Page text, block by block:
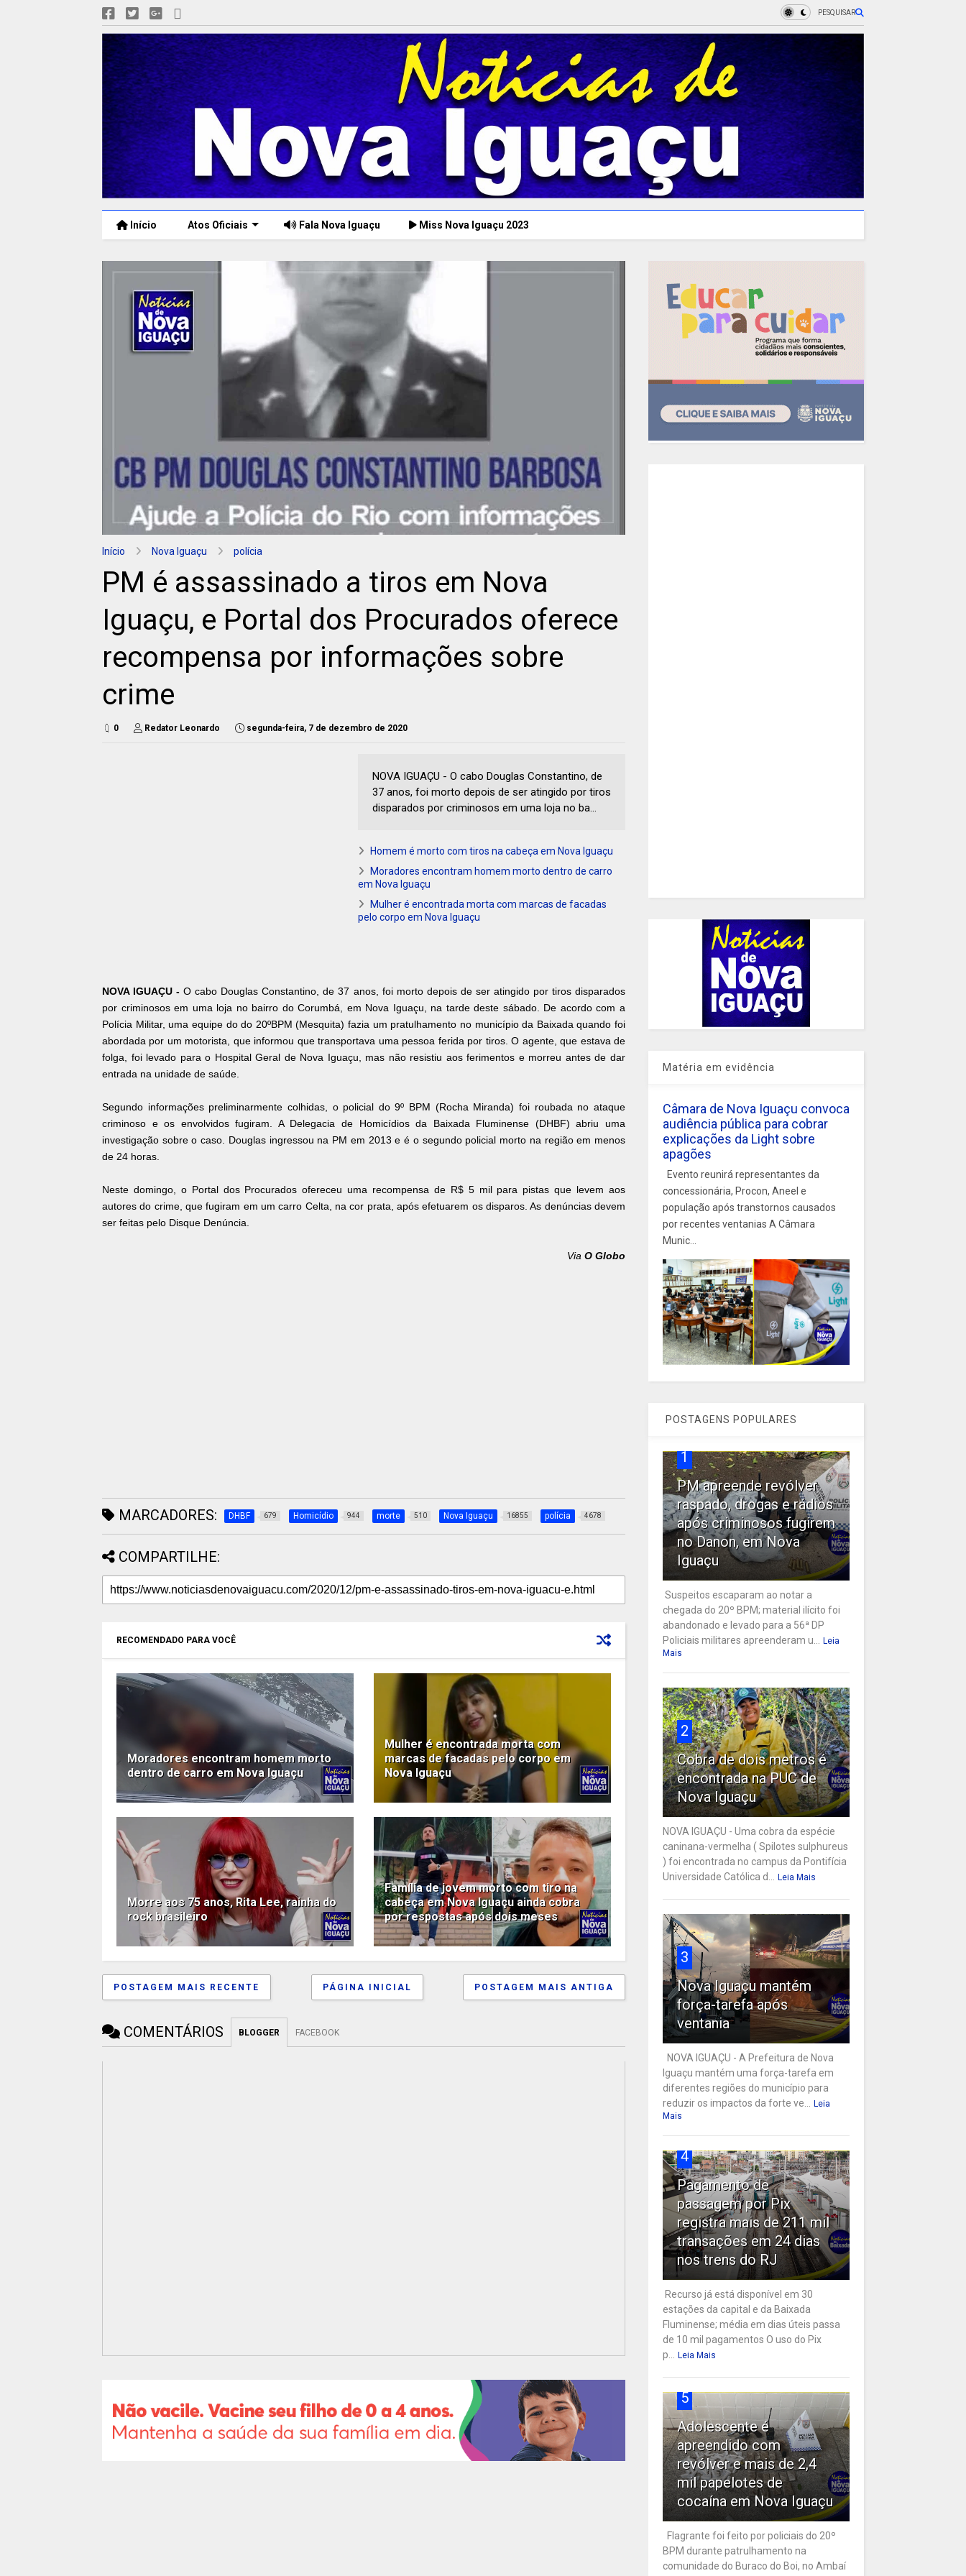
PESQUISAR
Início Atos Oficiais Fala Nova Iguaçu Miss Nova Iguaçu 2023
Início Nova Iguaçu polícia
PM é assassinado a tiros em Nova
Iguaçu, e Portal dos Procurados oferece
recompensa por informações sobre
crime
0 Redator Leonardo segunda-feira, 7 de dezembro de 2020
NOVA IGUAÇU - O cabo Douglas Constantino, de
37 anos, foi morto depois de ser atingido por tiros
disparados por criminosos em uma loja no ba...
Homem é morto com tiros na cabeça em Nova Iguaçu
Moradores encontram homem morto dentro de carro
em Nova Iguaçu
Mulher é encontrada morta com marcas de facadas
pelo corpo em Nova Iguaçu
NOVA IGUAÇU -O cabo Douglas Constantino, de 37 anos, foi morto depois de ser atingido por tiros disparados
por criminosos em uma loja no bairro do Corumbá, em Nova Iguaçu, na tarde deste sábado. De acordo com a
Polícia Militar, uma equipe do do 20ºBPM (Mesquita) fazia um pratulhamento no município da Baixada quando foi
abordada por um motorista, que informou que transportava uma pessoa ferida por tiros. O agente, que estava de
folga, foi levado para o Hospital Geral de Nova Iguaçu, mas não resistiu aos ferimentos e morreu antes de dar
entrada na unidade de saúde.
Segundo informações preliminarmente colhidas, o policial do 9º BPM (Rocha Miranda) foi roubada no ataque
criminoso e os envolvidos fugiram. A Delegacia de Homicídios da Baixada Fluminense (DHBF) abriu uma
investigação sobre o caso. Douglas ingressou na PM em 2013 e é o segundo policial morto na região em menos
de 24 horas.
Neste domingo, o Portal dos Procurados ofereceu uma recompensa de R$ 5 mil para pistas que levem aos
autores do crime, que fugiram em um carro Celta, na cor prata, após efetuarem os disparos. As denúncias devem
ser feitas pelo Disque Denúncia.
Via O Globo
MARCADORES: DHBF 679 Homicídio 944 morte 510 Nova Iguaçu 16855 polícia 4678
COMPARTILHE:
RECOMENDADO PARA VOCÊ
Moradores encontram homem morto
dentro de carro em Nova Iguaçu
Mulher é encontrada morta com
marcas de facadas pelo corpo em
Nova Iguaçu
Morre aos 75 anos, Rita Lee, rainha do
rock brasileiro
Família de jovem morto com tiro na
cabeça em Nova Iguaçu ainda cobra
por respostas após dois meses
POSTAGEM MAIS RECENTE POSTAGEM MAIS ANTIGA
PÁGINA INICIAL
COMENTÁRIOS BLOGGER FACEBOOK
Matéria em evidência
Câmara de Nova Iguaçu convoca
audiência pública para cobrar
explicações da Light sobre
apagões
Evento reunirá representantes da
concessionária, Procon, Aneel e
população após transtornos causados
por recentes ventanias A Câmara
Munic...
POSTAGENS POPULARES
1
PM apreende revólver
raspado, drogas e rádios
após criminosos fugirem
no Danon, em Nova
Iguaçu
Suspeitos escaparam ao notar a
chegada do 20º BPM; material ilícito foi
abandonado e levado para a 56ª DP
Policiais militares apreenderam u...
Leia
Mais
2
Cobra de dois metros é
encontrada na PUC de
Nova Iguaçu
NOVA IGUAÇU - Uma cobra da espécie
caninana-vermelha ( Spilotes sulphureus
) foi encontrada no campus da Pontifícia
Universidade Católica d...
Leia Mais
3
Nova Iguaçu mantém
força-tarefa após
ventania
NOVA IGUAÇU - A Prefeitura de Nova
Iguaçu mantém uma força-tarefa em
diferentes regiões do município para
reduzir os impactos da forte ve...
Leia
Mais
4
Pagamento de
passagem por Pix
registra mais de 211 mil
transações em 24 dias
nos trens do RJ
Recurso já está disponível em 30
estações da capital e da Baixada
Fluminense; média em dias úteis passa
de 10 mil pagamentos O uso do Pix
p...
Leia Mais
5
Adolescente é
apreendido com
revólver e mais de 2,4
mil papelotes de
cocaína em Nova Iguaçu
Flagrante foi feito por policiais do 20º
BPM durante patrulhamento na
comunidade do Buraco do Boi, no Ambaí